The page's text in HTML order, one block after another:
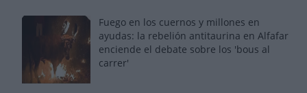
Fuego en los cuernos y millones en
ayudas: la rebelión antitaurina en Alfafar
enciende el debate sobre los 'bous al
carrer'